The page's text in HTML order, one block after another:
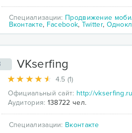
Специализации: Продвижение
Вконтакте, Facebook, Twitter,
VKserfing
4.5 (1)
Официальный сайт: http://vkserfing.ru
Аудитория: 138722 чел.
Специализации: Вконтакте